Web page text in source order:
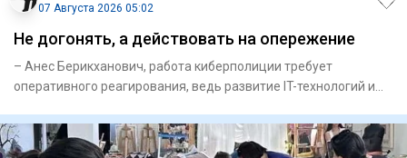
07 Августа 2026 05:02
Не догонять, а действовать на опережение
– Анес Берикханович, работа кибер­полиции требует
оперативного реагирования, ведь развитие IT-технологий и